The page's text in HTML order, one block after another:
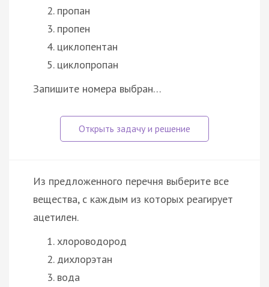
пропан
пропен
циклопентан
циклопропан
Запишите номера выбран…
Из предложенного перечня выберите все
вещества, с каждым из которых реагирует
ацетилен.
хлороводород
дихлорэтан
вода